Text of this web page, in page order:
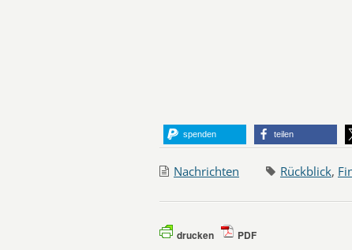
spenden teilen
Nachrichten Rückblick,
drucken PDF